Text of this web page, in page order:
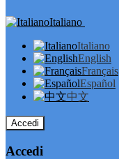
Italiano
Italiano
English
Français
Español
中文
Accedi
Accedi